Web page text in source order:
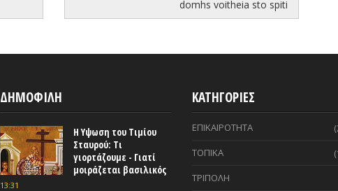
domhs voitheia sto spiti
ΔΗΜΟΦΙΛΗ
Η Υψωση του Τιμίου
Σταυρού: Τι
γιορτάζουμε - Γιατί
μοιράζεται βασιλικός
13:31
ΚΑΤΗΓΟΡΙΕΣ
ΕΠΙΚΑΙΡΟΤΗΤΑ
ΤΟΠΙΚΑ
ΤΡΙΠΟΛΗ